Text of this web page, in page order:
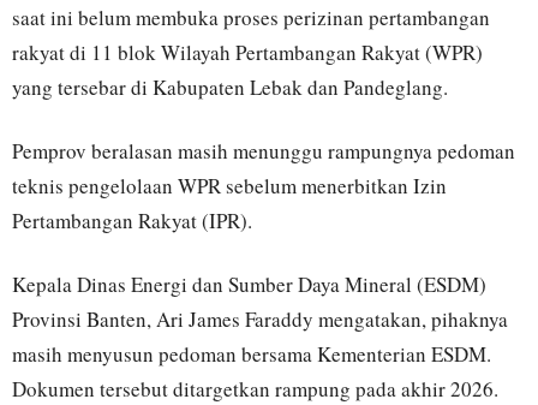
saat ini belum membuka proses perizinan pertambangan
rakyat di 11 blok Wilayah Pertambangan Rakyat (WPR)
yang tersebar di Kabupaten Lebak dan Pandeglang.
Pemprov beralasan masih menunggu rampungnya pedoman
teknis pengelolaan WPR sebelum menerbitkan Izin
Pertambangan Rakyat (IPR).
Kepala Dinas Energi dan Sumber Daya Mineral (ESDM)
Provinsi Banten, Ari James Faraddy mengatakan, pihaknya
masih menyusun pedoman bersama Kementerian ESDM.
Dokumen tersebut ditargetkan rampung pada akhir 2026.